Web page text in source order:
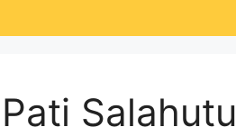
Salahutu